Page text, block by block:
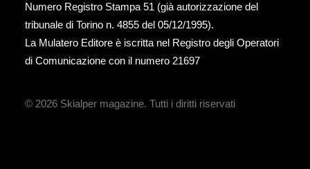
Numero Registro Stampa 51 (già autorizzazione del
tribunale di Torino n. 4855 del 05/12/1995).
La Mulatero Editore è iscritta nel Registro degli Operatori
di Comunicazione con il numero 21697
© 2026 Skialper magazine. Tutti i diritti riservati